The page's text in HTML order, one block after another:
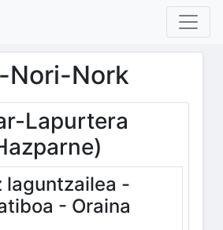
Nori-Nork
Lapurtera
laguntzailea -
- Oraina